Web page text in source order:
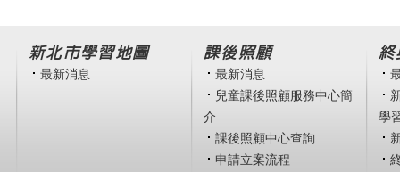
新北市學習地圖
最新消息
課後照顧
最新消息
兒童課後照顧服務中心簡
介
課後照顧中心查詢
申請立案流程
終
學